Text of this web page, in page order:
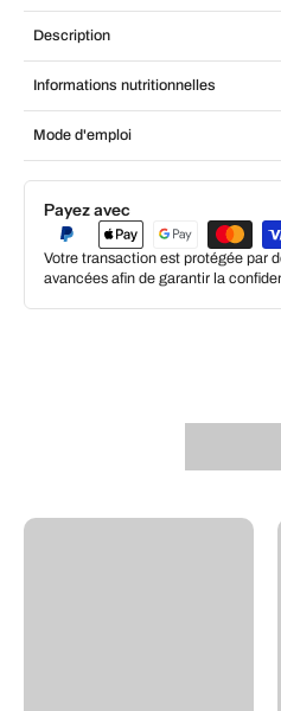
Description
Informations nutritionnelles
Mode d'emploi
Payez avec
Votre transaction est protégée par
avancées afin de garantir la